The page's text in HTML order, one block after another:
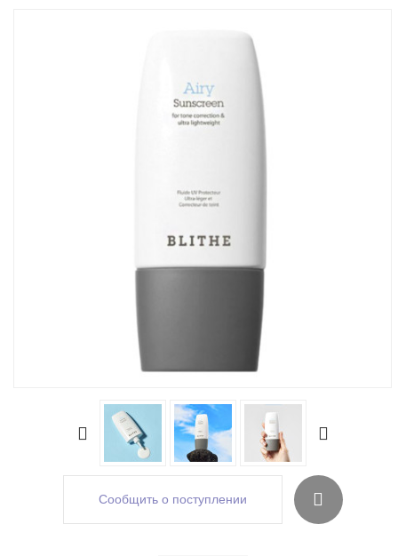
Сообщить о поступлении